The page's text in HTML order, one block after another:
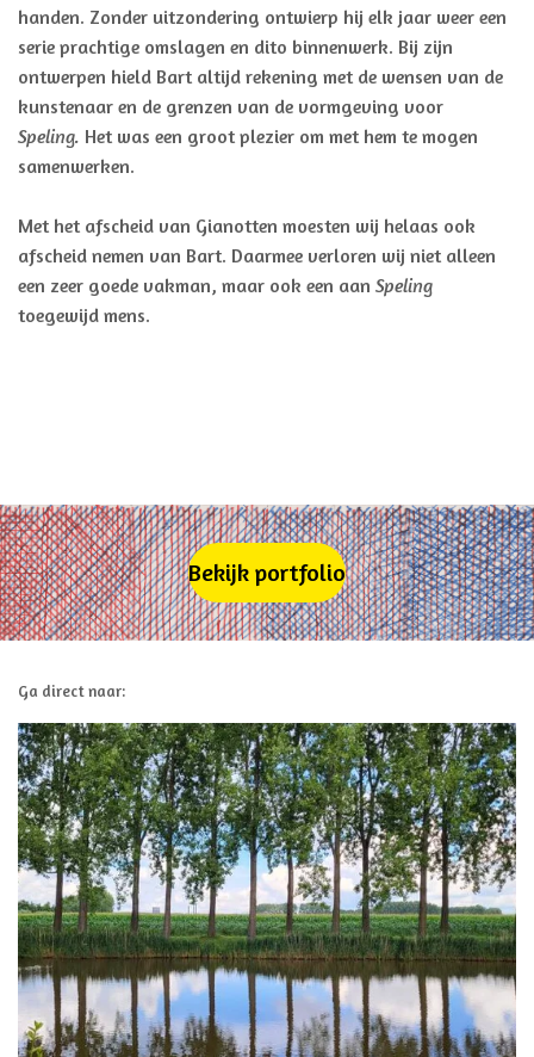
handen. Zonder uitzondering ontwierp hij elk jaar weer een
serie prachtige omslagen en dito binnenwerk. Bij zijn
ontwerpen hield Bart altijd rekening met de wensen van de
kunstenaar en de grenzen van de vormgeving voor
Speling. Het was een groot plezier om met hem te mogen
samenwerken.
Met het afscheid van Gianotten moesten wij helaas ook
afscheid nemen van Bart. Daarmee verloren wij niet alleen
een zeer goede vakman, maar ook een aan Speling
toegewijd mens.
Bekijk portfolio
Ga direct naar: